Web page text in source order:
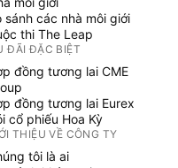
sánh các nhà môi giới
thi The Leap
ĐÃI ĐẶC BIỆT
đồng tương lai CME
đồng tương lai Eurex
cổ phiếu Hoa Kỳ
THIỆU VỀ CÔNG TY
tôi là ai